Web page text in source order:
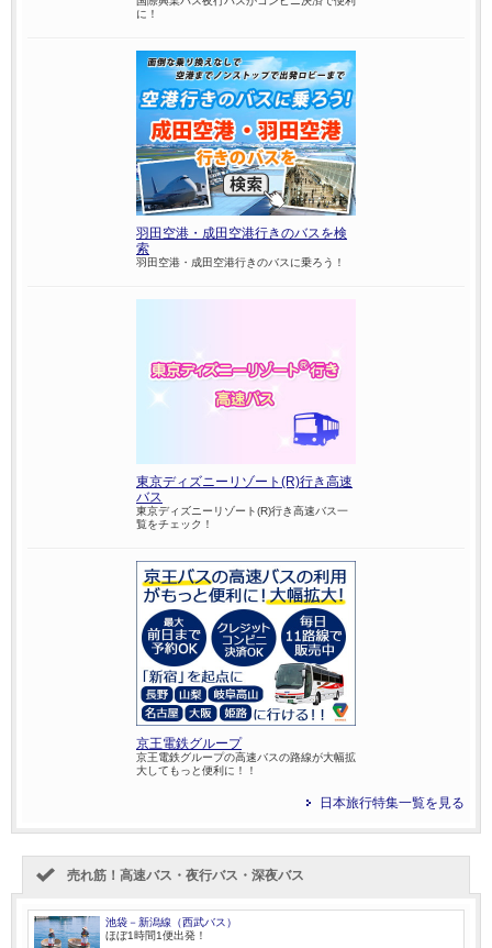
に！
羽田空港・成田空港行きのバスを検
索
羽田空港・成田空港行きのバスに乗ろう！
東京ディズニーリゾート(R)行き高速
バス
東京ディズニーリゾート(R)行き高速バス一
覧をチェック！
京王電鉄グループ
京王電鉄グループの高速バスの路線が大幅拡
大してもっと便利に！！
日本旅行特集一覧を見る
売れ筋！高速バス・夜行バス・深夜バス
池袋－新潟線（西武バス）
ほぼ1時間1便出発！